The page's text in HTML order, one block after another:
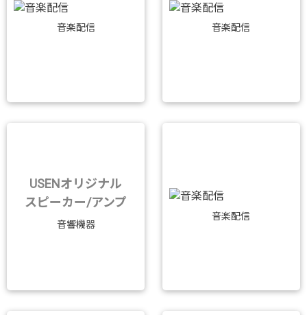
音楽配信 音楽配信
USENオリジナル
スピーカー/アンプ
音響機器
音楽配信